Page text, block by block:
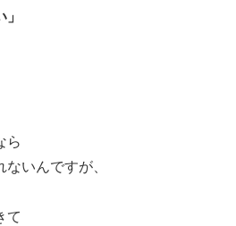
ら
いんですが、
て